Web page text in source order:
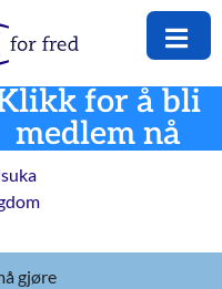
for å bli
medlem nå
gjøre